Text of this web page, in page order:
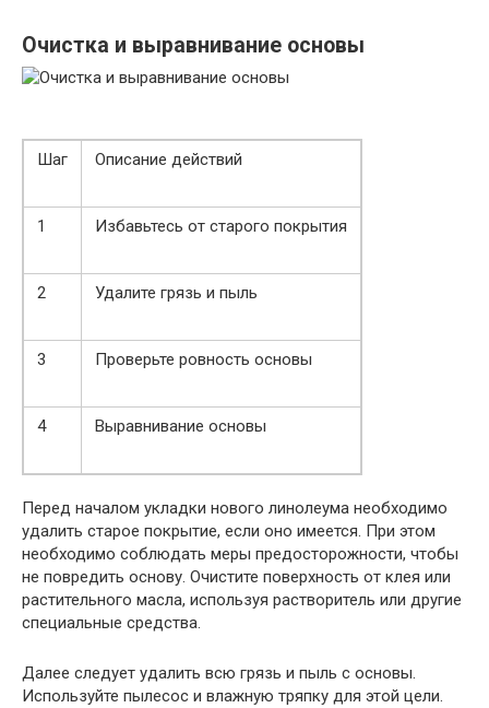
Очистка и выравнивание основы
Шаг Описание действий
1 Избавьтесь от старого покрытия
2 Удалите грязь и пыль
3 Проверьте ровность основы
4 Выравнивание основы
Перед началом укладки нового линолеума необходимо
удалить старое покрытие, если оно имеется. При этом
необходимо соблюдать меры предосторожности, чтобы
не повредить основу. Очистите поверхность от клея или
растительного масла, используя растворитель или другие
специальные средства.
Далее следует удалить всю грязь и пыль с основы.
Используйте пылесос и влажную тряпку для этой цели.